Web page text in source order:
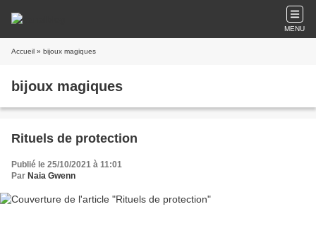
MENU
Accueil » bijoux magiques
bijoux magiques
Rituels de protection
Publié le 25/10/2021 à 11:01
Par Naia Gwenn